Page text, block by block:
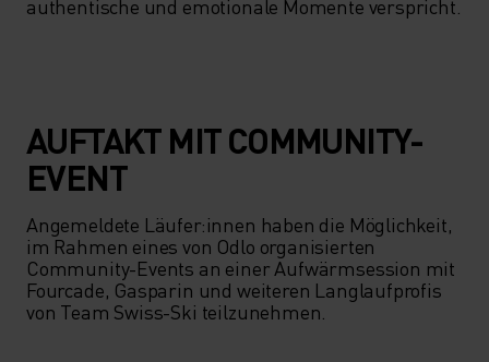
AUFTAKT MIT COMMUNITY-
EVENT
Angemeldete Läufer:innen haben die Möglichkeit,
im Rahmen eines von Odlo organisierten
Community-Events an einer Aufwärmsession mit
Fourcade, Gasparin und weiteren Langlaufprofis
von Team Swiss-Ski teilzunehmen.